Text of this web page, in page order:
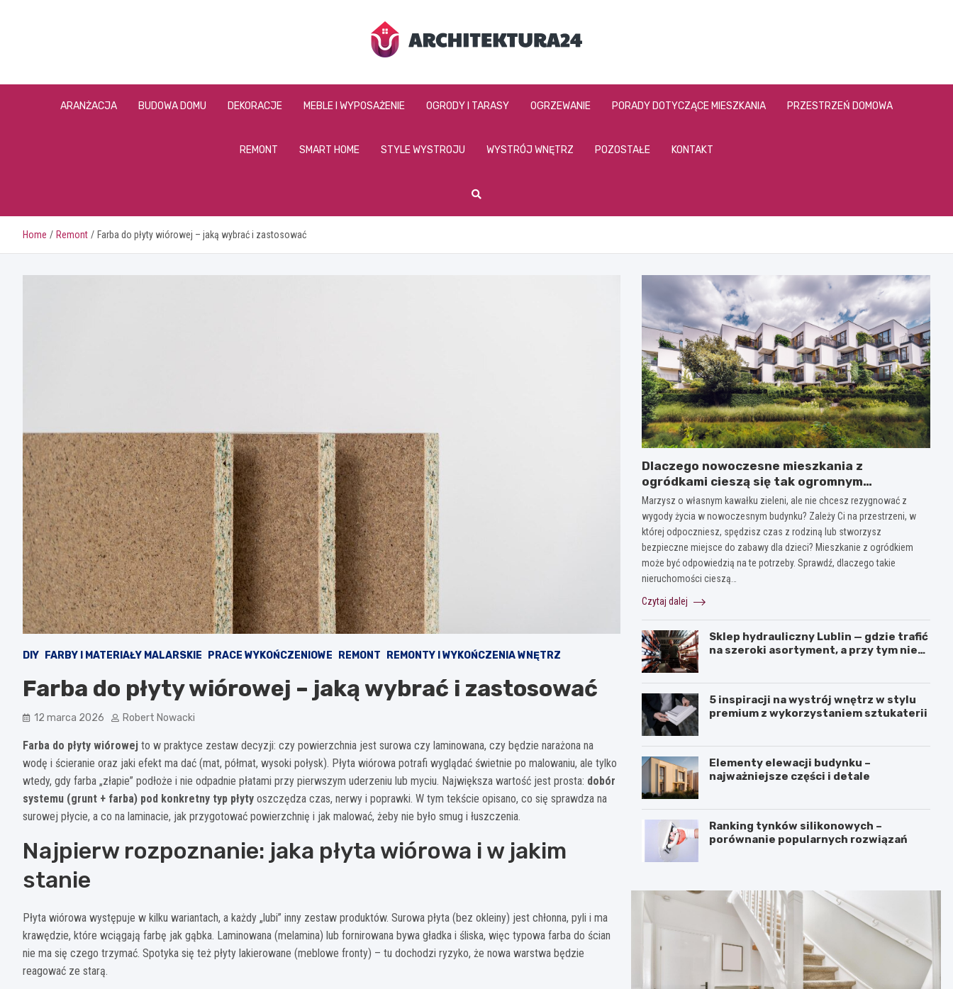
architektura24.pl
ARANŻACJA BUDOWA DOMU DEKORACJE MEBLE I WYPOSAŻENIE OGRODY I TARASY OGRZEWANIE PORADY DOTYCZĄCE MIESZKANIA PRZESTRZEŃ DOMOWA
REMONT SMART HOME STYLE WYSTROJU WYSTRÓJ WNĘTRZ POZOSTAŁE KONTAKT
Home Remont Farba do płyty wiórowej – jaką wybrać i zastosować
DIY FARBY I MATERIAŁY MALARSKIE PRACE WYKOŃCZENIOWE REMONT REMONTY I WYKOŃCZENIA WNĘTRZ
Farba do płyty wiórowej – jaką wybrać i zastosować
12 marca 2026 Robert Nowacki
Farba do płyty wiórowej to w praktyce zestaw decyzji: czy powierzchnia jest surowa czy laminowana, czy będzie narażona na
wodę i ścieranie oraz jaki efekt ma dać (mat, półmat, wysoki połysk). Płyta wiórowa potrafi wyglądać świetnie po malowaniu, ale tylko
wtedy, gdy farba „złapie” podłoże i nie odpadnie płatami przy pierwszym uderzeniu lub myciu. Największa wartość jest prosta: dobór
systemu (grunt + farba) pod konkretny typ płyty oszczędza czas, nerwy i poprawki. W tym tekście opisano, co się sprawdza na
surowej płycie, a co na laminacie, jak przygotować powierzchnię i jak malować, żeby nie było smug i łuszczenia.
Najpierw rozpoznanie: jaka płyta wiórowa i w jakim
stanie
Płyta wiórowa występuje w kilku wariantach, a każdy „lubi” inny zestaw produktów. Surowa płyta (bez okleiny) jest chłonna, pyli i ma
krawędzie, które wciągają farbę jak gąbka. Laminowana (melamina) lub fornirowana bywa gładka i śliska, więc typowa farba do ścian
nie ma się czego trzymać. Spotyka się też płyty lakierowane (meblowe fronty) – tu dochodzi ryzyko, że nowa warstwa będzie
reagować ze starą.
Dlaczego nowoczesne mieszkania z
ogródkami cieszą się tak ogromnym
zainteresowaniem?
Marzysz o własnym kawałku zieleni, ale nie chcesz rezygnować z
wygody życia w nowoczesnym budynku? Zależy Ci na przestrzeni, w
której odpoczniesz, spędzisz czas z rodziną lub stworzysz
bezpieczne miejsce do zabawy dla dzieci? Mieszkanie z ogródkiem
może być odpowiedzią na te potrzeby. Sprawdź, dlaczego takie
nieruchomości cieszą…
Czytaj dalej
Sklep hydrauliczny Lublin — gdzie trafić
na szeroki asortyment, a przy tym nie
5 inspiracji na wystrój wnętrz w stylu
premium z wykorzystaniem sztukaterii
Elementy elewacji budynku –
najważniejsze części i detale
Ranking tynków silikonowych –
porównanie popularnych rozwiązań